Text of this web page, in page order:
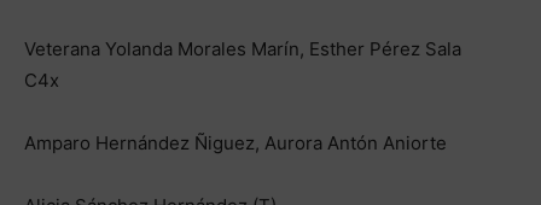
Veterana Yolanda Morales Marín, Esther Pérez Sala
C4x
Amparo Hernández Ñiguez, Aurora Antón Aniorte